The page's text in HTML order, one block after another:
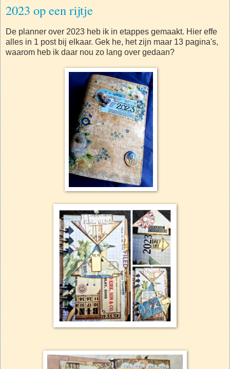
2023 op een rijtje
De planner over 2023 heb ik in etappes gemaakt. Hier effe
alles in 1 post bij elkaar. Gek he, het zijn maar 13 pagina's,
waarom heb ik daar nou zo lang over gedaan?